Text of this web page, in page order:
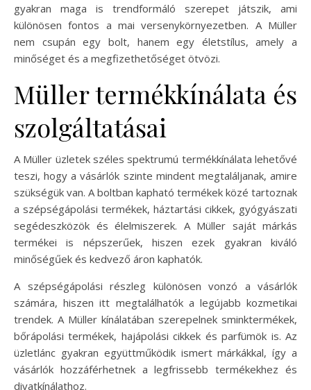
gyakran maga is trendformáló szerepet játszik, ami
különösen fontos a mai versenykörnyezetben. A Müller
nem csupán egy bolt, hanem egy életstílus, amely a
minőséget és a megfizethetőséget ötvözi.
Müller termékkínálata és
szolgáltatásai
A Müller üzletek széles spektrumú termékkínálata lehetővé
teszi, hogy a vásárlók szinte mindent megtaláljanak, amire
szükségük van. A boltban kapható termékek közé tartoznak
a szépségápolási termékek, háztartási cikkek, gyógyászati
segédeszközök és élelmiszerek. A Müller saját márkás
termékei is népszerűek, hiszen ezek gyakran kiváló
minőségűek és kedvező áron kaphatók.
A szépségápolási részleg különösen vonzó a vásárlók
számára, hiszen itt megtalálhatók a legújabb kozmetikai
trendek. A Müller kínálatában szerepelnek sminktermékek,
bőrápolási termékek, hajápolási cikkek és parfümök is. Az
üzletlánc gyakran együttműködik ismert márkákkal, így a
vásárlók hozzáférhetnek a legfrissebb termékekhez és
divatkínálathoz.